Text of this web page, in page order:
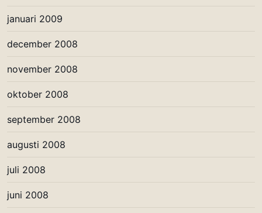
januari 2009
december 2008
november 2008
oktober 2008
september 2008
augusti 2008
juli 2008
juni 2008